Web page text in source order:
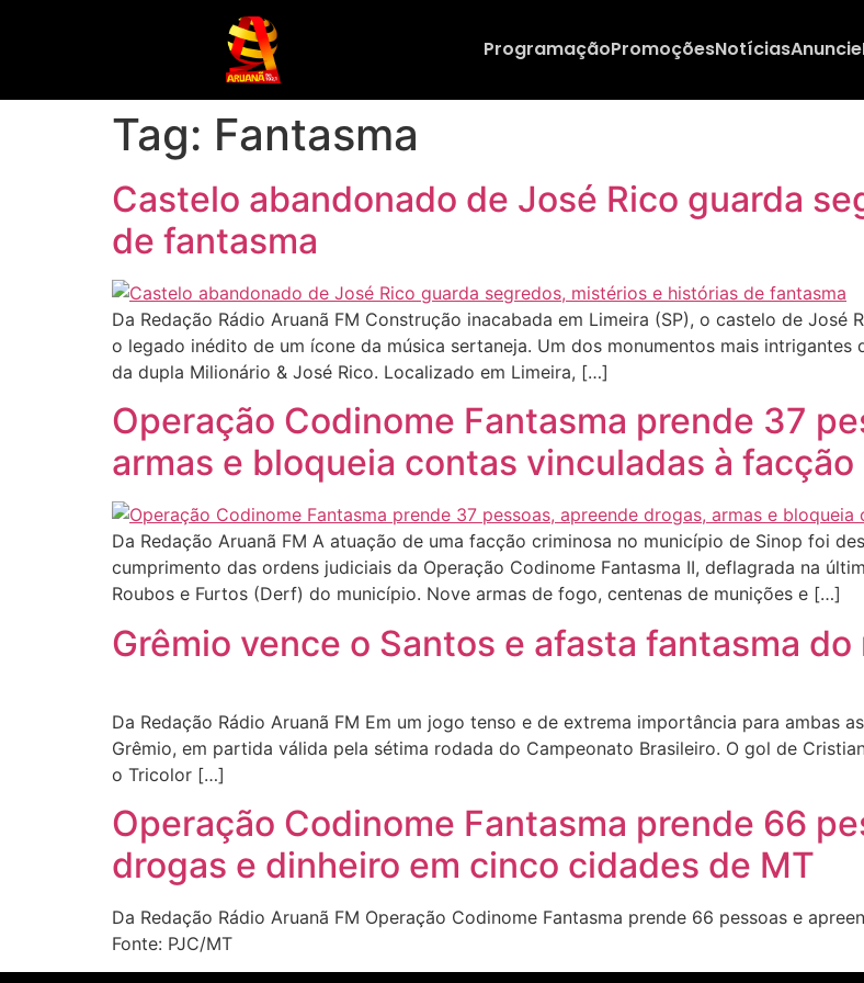
ProgramaçãoPromoçõesNotíciasAnuncie
Tag: Fantasma
Castelo abandonado de José Rico guarda
de fantasma
Da Redação Rádio Aruanã FM Construção inacabada em Limeira (SP), o castelo de
o legado inédito de um ícone da música sertaneja. Um dos monumentos mais
da dupla Milionário & José Rico. Localizado em Limeira, […]
Operação Codinome Fantasma prende 37
armas e bloqueia contas vinculadas à facção
Da Redação Aruanã FM A atuação de uma facção criminosa no município de Sinop foi
cumprimento das ordens judiciais da Operação Codinome Fantasma II, deflagrada na
Roubos e Furtos (Derf) do município. Nove armas de fogo, centenas de munições e […]
Grêmio vence o Santos e afasta fantasma
Da Redação Rádio Aruanã FM Em um jogo tenso e de extrema importância para ambas
Grêmio, em partida válida pela sétima rodada do Campeonato Brasileiro. O gol de
o Tricolor […]
Operação Codinome Fantasma prende 66
drogas e dinheiro em cinco cidades de MT
Da Redação Rádio Aruanã FM Operação Codinome Fantasma prende 66 pessoas e
Fonte: PJC/MT